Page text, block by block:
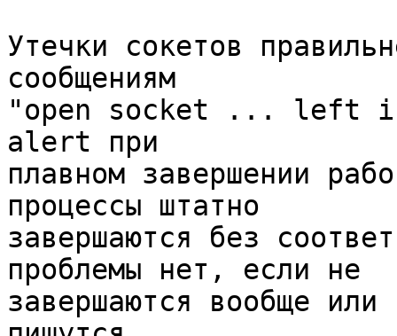
Утечки сокетов
сообщениям
"open socket ... left
alert при
плавном завершении
процессы штатно
завершаются без
проблемы нет, если не
завершаются вообще